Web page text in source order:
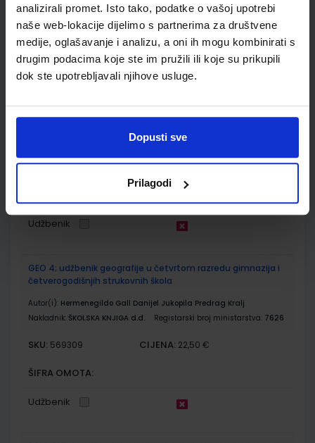
analizirali promet. Isto tako, podatke o vašoj upotrebi
naše web-lokacije dijelimo s partnerima za društvene
medije, oglašavanje i analizu, a oni ih mogu kombinirati s
drugim podacima koje ste im pružili ili koje su prikupili
dok ste upotrebljavali njihove usluge.
Dopusti sve
Prilagodi
ŠIFRA OMOTA:
KEMIJA 4; zbirka riješenih primjera i zadataka iz kemije za
SKU:569305 CIJENA:14,00 €
Udžbenik
GEO 4; udžbenik geografije u četvrtom razredu gimnazija i
četverogodišnjih strukovnih škola
Autor(i): Hermenegildo Gall Danijel Jukopila Predrag Kralj
Nakladnik: ŠKOLSKA KNJIGA d.d. Registarski broj ministarstva: 7626
SKU: 569309 CIJENA: 22,50 €
ŠIFRA OMOTA:
Udžbenik